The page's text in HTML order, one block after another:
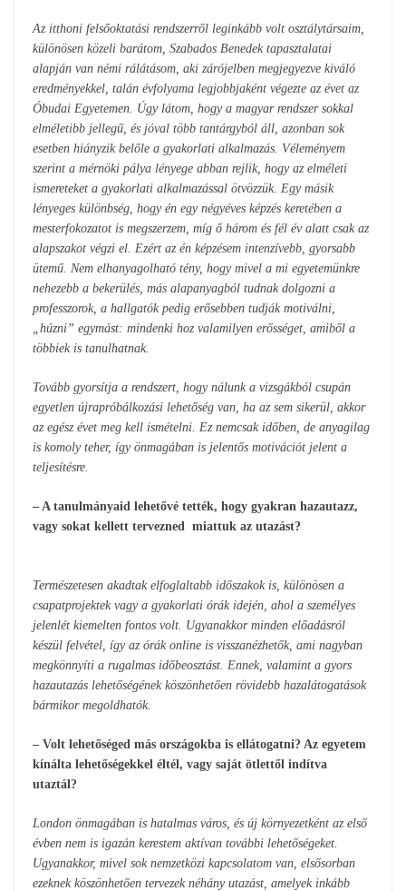
Az itthoni felsőoktatási rendszerről leginkább volt osztálytársaim,
különösen közeli barátom, Szabados Benedek tapasztalatai
alapján van némi rálátásom, aki zárójelben megjegyezve kiváló
eredményekkel, talán évfolyama legjobbjaként végezte az évet az
Óbudai Egyetemen. Úgy látom, hogy a magyar rendszer sokkal
elméletibb jellegű, és jóval több tantárgyból áll, azonban sok
esetben hiányzik belőle a gyakorlati alkalmazás. Véleményem
szerint a mérnöki pálya lényege abban rejlik, hogy az elméleti
ismereteket a gyakorlati alkalmazással ötvözzük. Egy másik
lényeges különbség, hogy én egy négyéves képzés keretében a
mesterfokozatot is megszerzem, míg ő három és fél év alatt csak az
alapszakot végzi el. Ezért az én képzésem intenzívebb, gyorsabb
ütemű. Nem elhanyagolható tény, hogy mivel a mi egyetemünkre
nehezebb a bekerülés, más alapanyagból tudnak dolgozni a
professzorok, a hallgatók pedig erősebben tudják motiválni,
„húzni” egymást: mindenki hoz valamilyen erősséget, amiből a
többiek is tanulhatnak.
Tovább gyorsítja a rendszert, hogy nálunk a vizsgákból csupán
egyetlen újrapróbálkozási lehetőség van, ha az sem sikerül, akkor
az egész évet meg kell ismételni. Ez nemcsak időben, de anyagilag
is komoly teher, így önmagában is jelentős motivációt jelent a
teljesítésre.
– A tanulmányaid lehetővé tették, hogy gyakran hazautazz,
vagy sokat kellett tervezned miattuk az utazást?
Természetesen akadtak elfoglaltabb időszakok is, különösen a
csapatprojektek vagy a gyakorlati órák idején, ahol a személyes
jelenlét kiemelten fontos volt. Ugyanakkor minden előadásról
készül felvétel, így az órák online is visszanézhetők, ami nagyban
megkönnyíti a rugalmas időbeosztást. Ennek, valamint a gyors
hazautazás lehetőségének köszönhetően rövidebb hazalátogatások
bármikor megoldhatók.
– Volt lehetőséged más országokba is ellátogatni? Az egyetem
kínálta lehetőségekkel éltél, vagy saját ötlettől indítva
utaztál?
London önmagában is hatalmas város, és új környezetként az első
évben nem is igazán kerestem aktívan további lehetőségeket.
Ugyanakkor, mivel sok nemzetközi kapcsolatom van, elsősorban
ezeknek köszönhetően tervezek néhány utazást, amelyek inkább